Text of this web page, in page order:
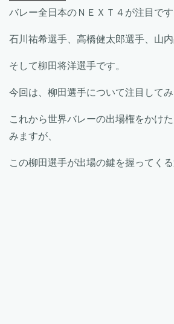
バレー全日本のＮＥＸＴ４が注目です
石川祐希選手、高橋健太郎選手、山内
そして柳田将洋選手です。
今回は、柳田選手について注目してみ
これから世界バレーの出場権をかけ
みますが、
この柳田選手が出場の鍵を握ってくる